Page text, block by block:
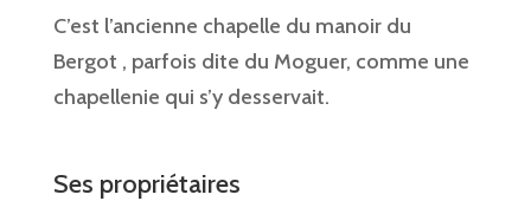
C’est l’ancienne chapelle du manoir du
Bergot , parfois dite du Moguer, comme une
chapellenie qui s’y desservait.
Ses propriétaires